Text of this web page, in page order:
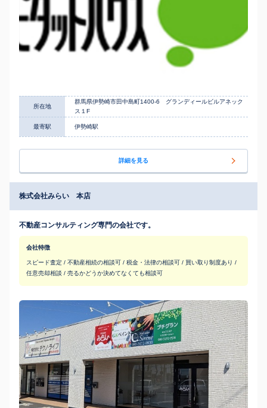
所在地
群馬県伊勢崎市田中島町1400-6 グランディールビルアネック
ス１F
最寄駅 伊勢崎駅
詳細を見る
株式会社みらい 本店
不動産コンサルティング専門の会社です。
会社特徴
スピード査定 / 不動産相続の相談可 / 税金・法律の相談可 / 買い取り制度あり /
任意売却相談 / 売るかどうか決めてなくても相談可